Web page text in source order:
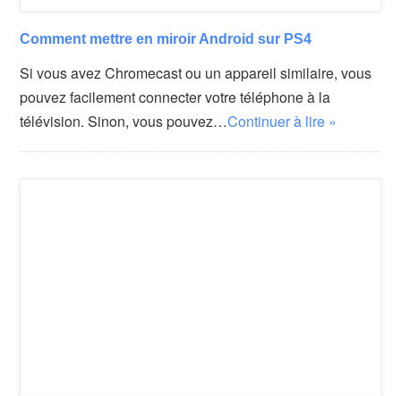
Comment mettre en miroir Android sur PS4
Si vous avez Chromecast ou un appareil similaire, vous
pouvez facilement connecter votre téléphone à la
télévision. Sinon, vous pouvez…Continuer à lire »